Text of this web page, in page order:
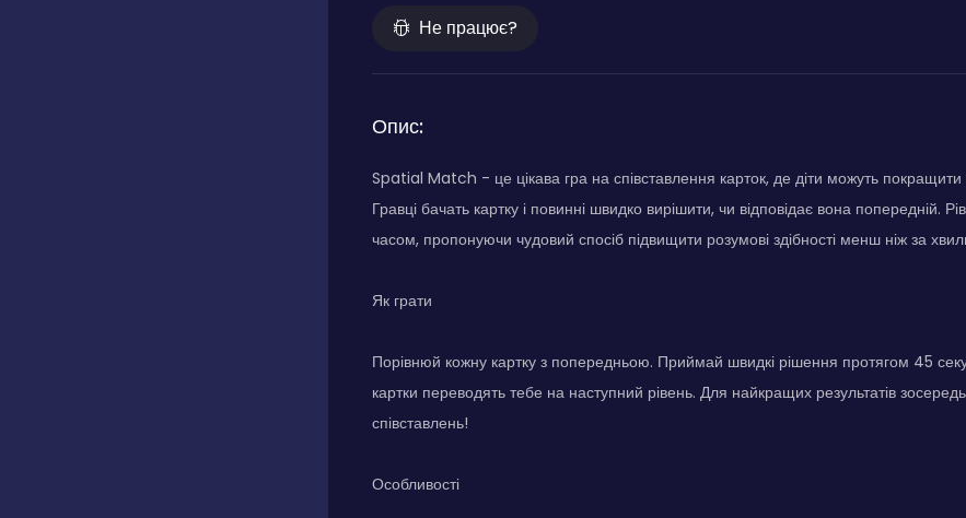
Не працює?
Опис:
Spatial Match - це цікава гра на співставлення карток, де діти можуть покращити
Гравці бачать картку і повинні швидко вирішити, чи відповідає вона попередній.
часом, пропонуючи чудовий спосіб підвищити розумові здібності менш ніж за
Як грати
Порівнюй кожну картку з попередньою. Приймай швидкі рішення протягом 45
картки переводять тебе на наступний рівень. Для найкращих результатів
співставлень!
Особливості